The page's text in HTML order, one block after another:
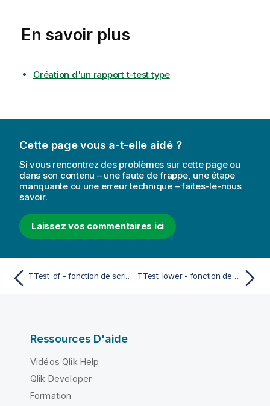
En savoir plus
Création d'un rapport t-test type
Cette page vous a-t-elle aidé ?
Si vous rencontrez des problèmes sur cette page ou
dans son contenu – une faute de frappe, une étape
manquante ou une erreur technique – faites-le-nous
savoir.
Laissez vos commentaires ici
TTest_df - fonction de script et fonction de graphique TTest_lower - fonction de script et fonction de graphique
Ressources D'aide
Vidéos Qlik Help
Qlik Developer
Formation